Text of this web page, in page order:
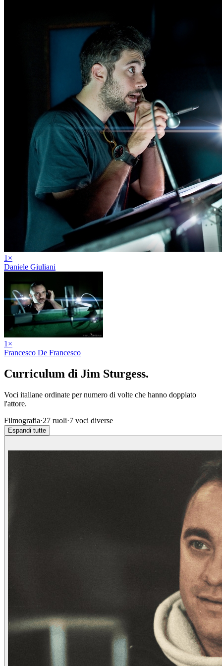
1 ×
Daniele Giuliani
1 ×
Francesco De Francesco
Curriculum di Jim Sturgess.
Voci italiane ordinate per numero di volte che hanno doppiato
l'attore.
Filmografia·27 ruoli·7 voci diverse
Espandi tutte